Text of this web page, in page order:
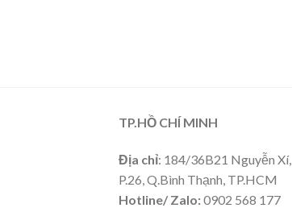
TP.HỒ CHÍ MINH
Địa chỉ: 184/36B21 Nguyễn Xí,
P.26, Q.Bình Thạnh, TP.HCM
Hotline/ Zalo:0902 568 177